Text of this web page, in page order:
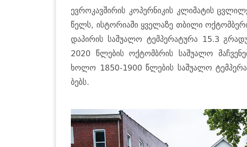
ევ­რო­კავ­ში­რის კო­პერ­ნი­კის კლი­მა­ტის
წელს, ის­ტო­რი­ა­ში ყვე­ლა­ზე თბი­ლი
და­პი­რის სა­შუ­ა­ლო ტემ­პე­რა­ტუ­რა 15.3
2020 წლე­ბის ოქ­ტომ­ბრის სა­შუ­ა­ლო
ხოლო 1850-1900 წლე­ბის სა­შუ­ა­ლო
ბებს.